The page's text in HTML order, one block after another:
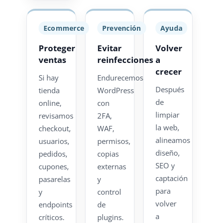
Ecommerce
Proteger
ventas
Si hay
tienda
online,
revisamos
checkout,
usuarios,
pedidos,
cupones,
pasarelas
y
endpoints
críticos.
Prevención
Evitar
reinfecciones
Endurecemos
WordPress
con
2FA,
WAF,
permisos,
copias
externas
y
control
de
plugins.
Ayuda
Volver
a
crecer
Después
de
limpiar
la web,
alineamos
diseño,
SEO y
captación
para
volver
a